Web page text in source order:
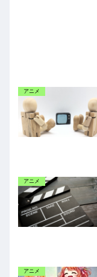
アニメ
アニメ
アニメ